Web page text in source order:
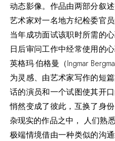
动态影像。作品由两部分叙
艺术家对一名地方纪检委官
当年成功面试该职时所需的
日后审问工作中经常使用的
英格玛·伯格曼（Ingmar
为灵感、由艺术家写作的短
话的演员和一个试图使其开
悄然变成了彼此，互换了身
杂现实的作品之中， 人们熟
极端情境借由一种类似的沟